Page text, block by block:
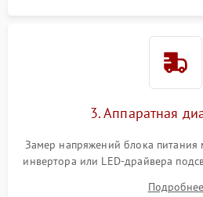
Поломка системы защиты
3. Аппаратная
Замер напряжений блока питания
инвертора или LED-драйвера
питания скалера и тестирование
Подробнее